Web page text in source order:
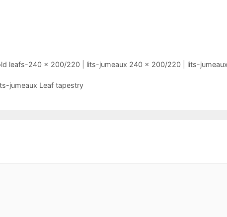
leafs-240 x 200/220 | lits-jumeaux 240 x 200/220 | lits-
jumeaux Leaf tapestry